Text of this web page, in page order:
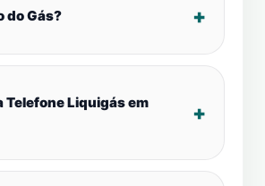
do Gás?
Telefone Liquigás em